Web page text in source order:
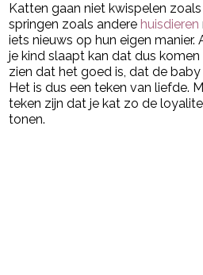
Katten gaan niet kwispelen
springen zoals andere huisdieren
iets nieuws op hun eigen manier.
je kind slaapt kan dat dus
zien dat het goed is, dat de
Het is dus een teken van liefde.
teken zijn dat je kat zo de
tonen.